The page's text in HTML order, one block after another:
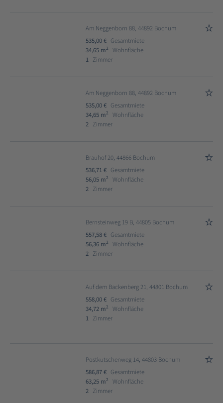
Am Neggenborn 88, 44892 Bochum
535,00 € Gesamtmiete
34,65 m2
Wohnfläche
1 Zimmer
Am Neggenborn 88, 44892 Bochum
535,00 € Gesamtmiete
34,65 m2
Wohnfläche
2 Zimmer
Brauhof 20, 44866 Bochum
536,71 € Gesamtmiete
56,05 m2
Wohnfläche
2 Zimmer
Bernsteinweg 19 B, 44805 Bochum
557,58 € Gesamtmiete
56,36 m2
Wohnfläche
2 Zimmer
Auf dem Backenberg 21, 44801 Bochum
558,00 € Gesamtmiete
34,72 m2
Wohnfläche
1 Zimmer
Postkutschenweg 14, 44803 Bochum
586,87 € Gesamtmiete
63,25 m2
Wohnfläche
2 Zimmer